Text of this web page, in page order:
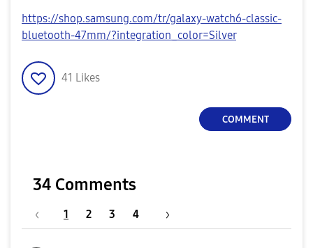
https://shop.samsung.com/tr/galaxy-watch6-classic-
bluetooth-47mm/?integration_color=Silver
41 Likes
COMMENT
34 Comments
1 2 3 4